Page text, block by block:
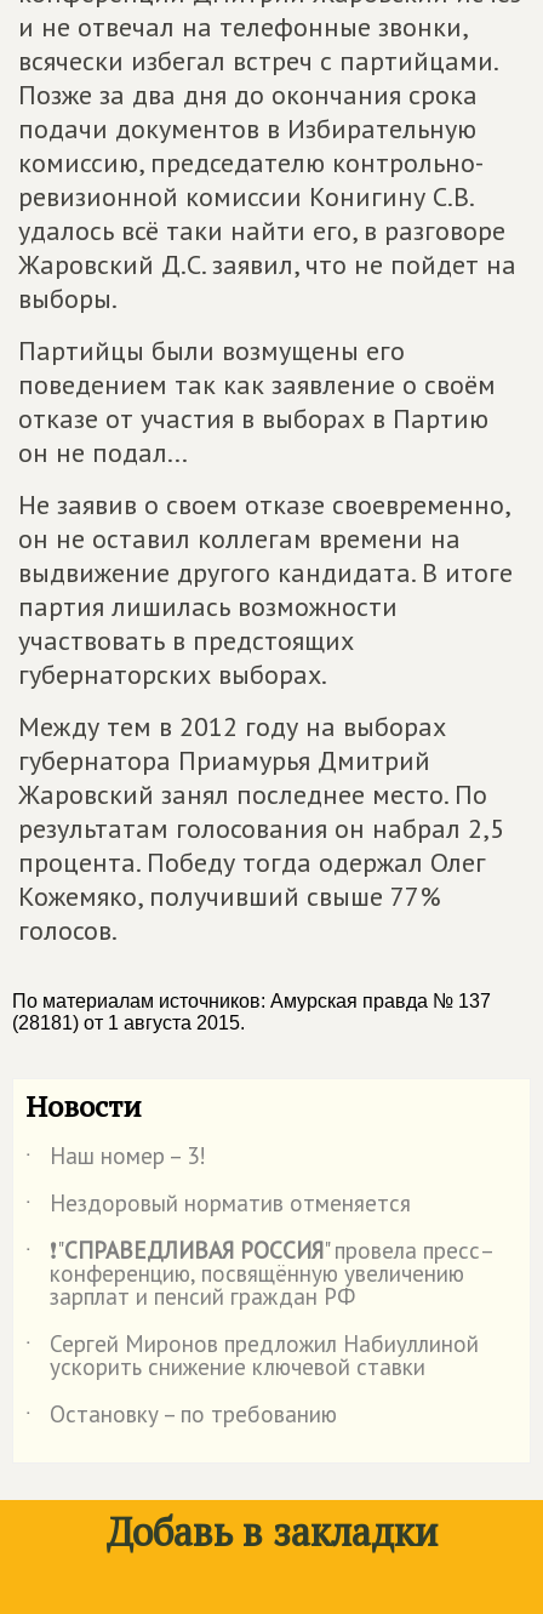
и не отвечал на телефонные звонки,
всячески избегал встреч с партийцами.
Позже за два дня до окончания срока
подачи документов в Избирательную
комиссию, председателю контрольно-
ревизионной комиссии Конигину С.В.
удалось всё таки найти его, в разговоре
Жаровский Д.С. заявил, что не пойдет на
выборы.
Партийцы были возмущены его
поведением так как заявление о своём
отказе от участия в выборах в Партию
он не подал...
Не заявив о своем отказе своевременно,
он не оставил коллегам времени на
выдвижение другого кандидата. В итоге
партия лишилась возможности
участвовать в предстоящих
губернаторских выборах.
Между тем в 2012 году на выборах
губернатора Приамурья Дмитрий
Жаровский занял последнее место. По
результатам голосования он набрал 2,5
процента. Победу тогда одержал Олег
Кожемяко, получивший свыше 77%
голосов.
По материалам источников: Амурская правда № 137
(28181) от 1 августа 2015.
Новости
˙
Наш номер – 3!
˙
Нездоровый норматив отменяется
˙
❗"СПРАВЕДЛИВАЯ РОССИЯ" провела пресс–
конференцию, посвящённую увеличению
зарплат и пенсий граждан РФ
˙
Сергей Миронов предложил Набиуллиной
ускорить снижение ключевой ставки
˙
Остановку – по требованию
Добавь в закладки